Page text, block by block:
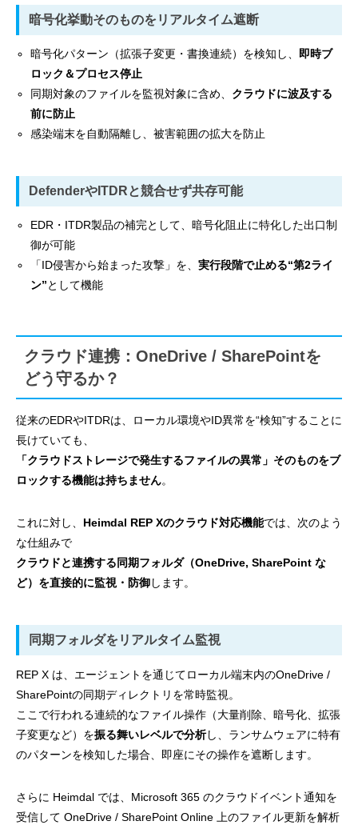
暗号化挙動そのものをリアルタイム遮断
暗号化パターン（拡張子変更・書換連続）を検知し、即時ブ
ロック＆プロセス停止
同期対象のファイルを監視対象に含め、 クラウドに波及する
前に防止
感染端末を自動隔離し、被害範囲の拡大を防止
DefenderやITDRと競合せず共存可能
EDR・ITDR製品の補完として、暗号化阻止に特化した出口制
御が可能
「ID侵害から始まった攻撃」を、実行段階で止める“第2ライ
ン”として機能
クラウド連携：OneDrive / SharePointを
どう守るか？
従来のEDRやITDRは、ローカル環境やID異常を“検知”することに
長けていても、
「クラウドストレージで発生するファイルの異常」そのものをブ
ロックする機能は持ちません。
これに対し、 Heimdal REP Xのクラウド対応機能では、次のよう
な仕組みで
クラウドと連携する同期フォルダ（OneDrive, SharePoint な
ど）を直接的に監視・防御します。
同期フォルダをリアルタイム監視
REP X は、エージェントを通じてローカル端末内のOneDrive /
SharePointの同期ディレクトリを常時監視。
ここで行われる連続的なファイル操作（大量削除、暗号化、拡張
子変更など）を振る舞いレベルで分析し、ランサムウェアに特有
のパターンを検知した場合、即座にその操作を遮断します。
さらに Heimdal では、Microsoft 365 のクラウドイベント通知を
受信して OneDrive / SharePoint Online 上のファイル更新を解析